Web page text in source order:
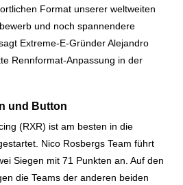
Format unserer weltweiten
und noch spannendere
Extreme-E-Gründer Alejandro
Rennformat-Anpassung in der
und Button
(RXR) ist am besten in die
Nico Rosbergs Team führt
Siegen mit 71 Punkten an. Auf den
die Teams der anderen beiden